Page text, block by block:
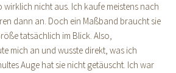
wirklich nicht aus. Ich kaufe meistens nach
dann an. Doch ein Maßband braucht sie
tatsächlich im Blick. Also,
mich an und wusste direkt, was ich
Auge hat sie nicht getäuscht. Ich war